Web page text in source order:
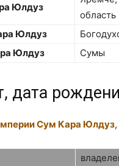
Юлдуз
область
Юлдуз
Юлдуз Сумы
дата
Сум Кара Юлдуз